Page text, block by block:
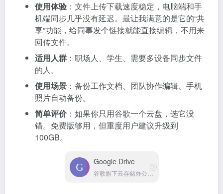
使用体验 ：文件上传下载速度稳定，电脑端和手
机端同步几乎没有延迟。最让我满意的是它的“共
享”功能，给同事发个链接就能直接编辑，不用来
回传文件。
适用人群 ：职场人、学生、需要多设备同步文件
的人。
使用场景 ：备份工作文档、团队协作编辑、手机
照片自动备份。
简单评价：如果你只用谷歌一个云盘，选它没
错。免费版够用，但重度用户建议升级到
100GB。
Google Drive
谷歌旗下云存储办公平台